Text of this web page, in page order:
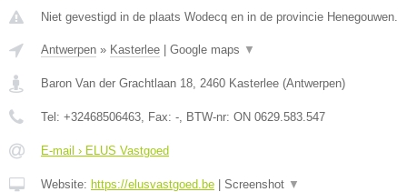
Niet gevestigd in de plaats Wodecq en in de provincie Henegouwen.
Antwerpen » Kasterlee Google maps ▼
Baron Van der Grachtlaan 18, 2460 Kasterlee (Antwerpen)
Tel: +32468506463, Fax: -, BTW-nr: ON 0629.583.547
E-mail › ELUS Vastgoed
Website: https://elusvastgoed.be Screenshot ▼